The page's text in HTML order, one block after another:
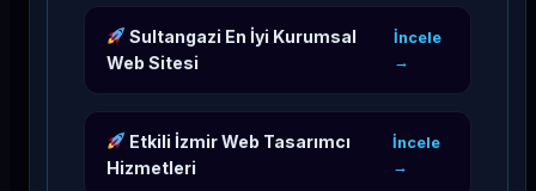
Sultangazi En İyi Kurumsal
Web Sitesi
İncele
→
Etkili İzmir Web Tasarımcı
Hizmetleri
İncele
→